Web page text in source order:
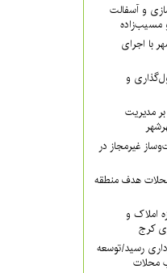
و آسفالت
مسیب‌زاده
با اجرای
و
منطقه ۴ کرج بر مدیریت
ساخت‌وساز غیرمجاز در
هدف منطقه
املاک و
۷ به بهره‌برداری رسید/توسعه
محلات